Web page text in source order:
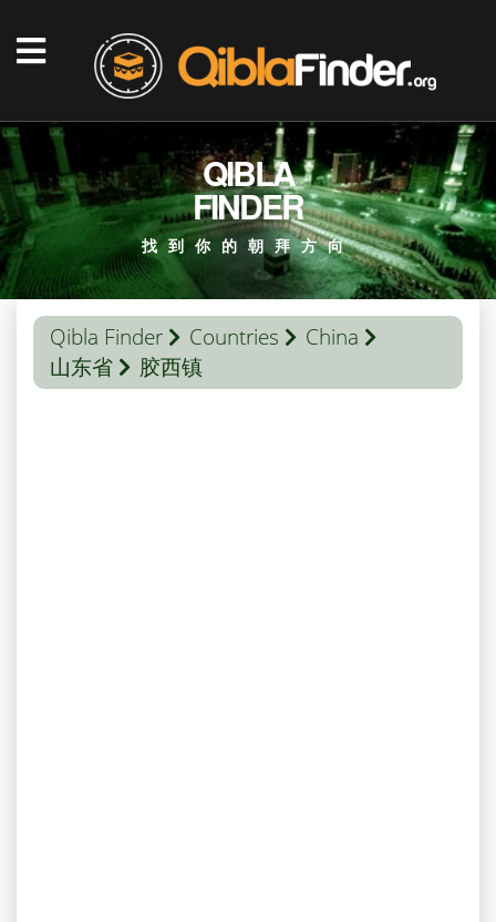
QIBLA
FINDER
找到你的朝拜方向
Qibla Finder Countries
China
山东省
胶西镇